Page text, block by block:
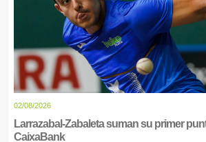
02/08/2026
Larrazabal-Zabaleta suman su primer
CaixaBank